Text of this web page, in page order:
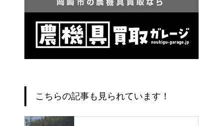
こちらの記事も見られています！